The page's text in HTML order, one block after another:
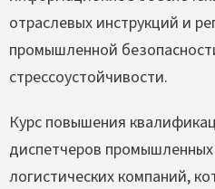
отраслевых инструкций и
промышленной
стрессоустойчивости.
Курс повышения
диспетчеров промышленных
логистических компаний,